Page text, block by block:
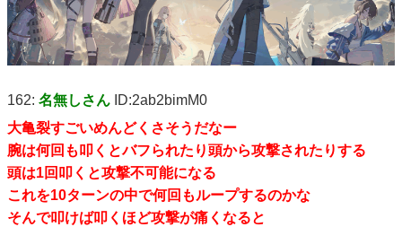
162: 名無しさん ID:2ab2bimM0
大亀裂すごいめんどくさそうだなー
腕は何回も叩くとバフられたり頭から攻撃されたりする
頭は1回叩くと攻撃不可能になる
これを10ターンの中で何回もループするのかな
そんで叩けば叩くほど攻撃が痛くなると